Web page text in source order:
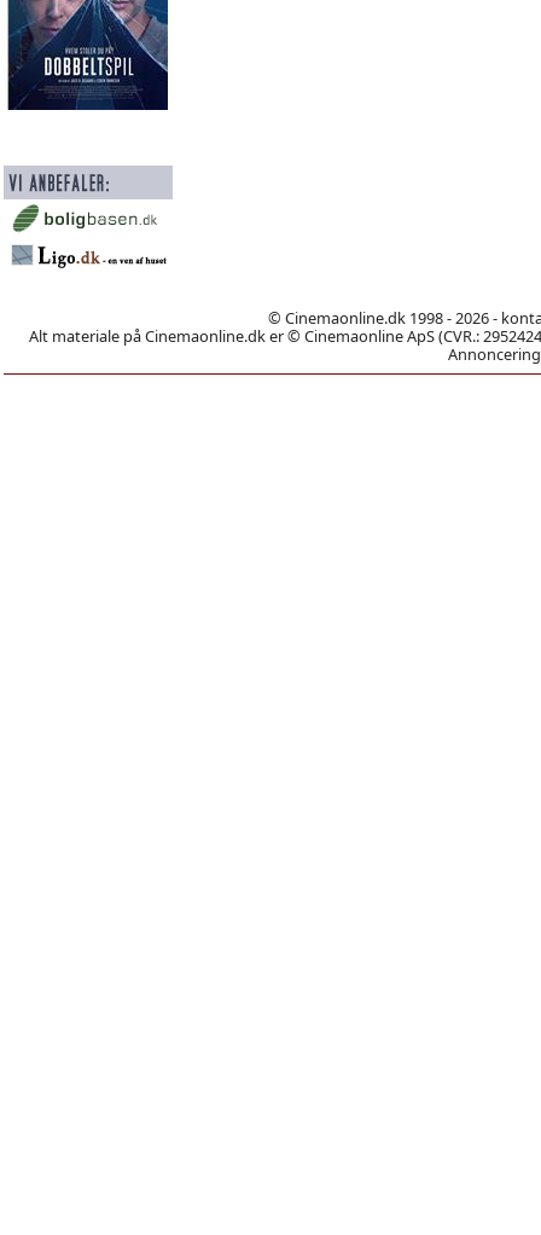
© Cinemaonline.dk 1998 - 2026 -
Alt materiale på Cinemaonline.dk er © Cinemaonline ApS (CVR.: